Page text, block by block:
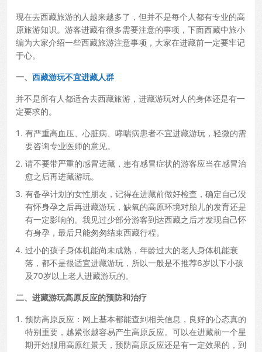
现在去西藏旅游的人越来越多了，但并不是每个人都有专业的高
原旅游知识。游客进藏有很多需要注意的事项，下面西藏中旅小
编为大家介绍一些西藏旅游注意事项，大家在进藏前一定要牢记
于心。
一、 西藏游玩不宜进藏人群
并不是所有人都适合去西藏旅游，进藏游玩对人的身体还是有一
定要求的。
有严重高血压、心脏病、哮喘病患者不宜进藏游玩，轻微的需
要咨询专业医师的意见。
请不要带严重的感冒进藏，患有感冒症状的游客应当在感冒治
愈之后再进藏游玩。
有备孕计划的女性朋友，记得在进藏前做好检查，确定自己没
有怀身孕之后再进藏游玩，缺氧的高原环境对胎儿的发育还是
有一定影响的。我见过少部分游客到达西藏之后才发现自己怀
有身孕，最后只能匆匆结束西藏行程。
过小的孩子身体机能尚未成熟，年龄过大的老人身体机能衰
落，都不是很适宜进藏游玩，所以一般是不推荐6岁以下小孩
及70岁以上老人进藏游玩的。
二、进藏游玩高原反应的预防和治疗
预防高原反应：网上基本都能查到相关信息，良好的心态真的
特别重要，越紧张越容易产生高原反应。可以在进藏前一个星
期开始服用高原红景天，预防高原反应还是有一定效果的，到